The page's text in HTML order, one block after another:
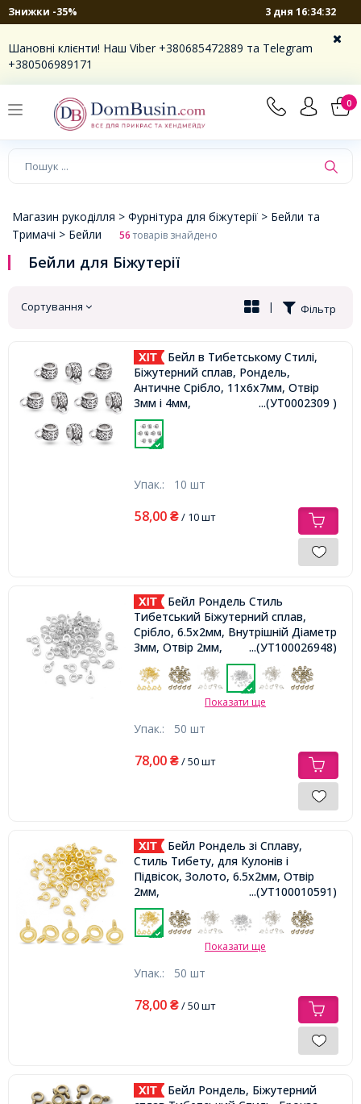
Знижки -35% 3 дня 16:34:31
Шановні клієнти! Наш Viber +380685472889 та Telegram
+380506989171
0
×
Магазин рукоділля > Фурнітура для біжутерії > Бейли та
Тримачі > Бейли 56товарів знайдено
Бейли для Біжутерії
Сортування Фільтр
|
Бейл в Тибетському Стилі,
Біжутерний сплав, Рондель,
Античне Срібло, 11х6х7мм, Отвір
3мм і 4мм,
...(УТ0002309 )
Упак.: 10 шт
58,00 ₴/ 10 шт
Бейл Рондель Стиль
Тибетський Біжутерний сплав,
Срібло, 6.5х2мм, Внутрішній Діаметр
3мм, Отвір 2мм,
...(УТ100026948)
Показати ще
Упак.: 50 шт
78,00 ₴/ 50 шт
Бейл Рондель зі Сплаву,
Стиль Тибету, для Кулонів і
Підвісок, Золото, 6.5х2мм, Отвір
2мм,
...(УТ100010591)
Показати ще
Упак.: 50 шт
78,00 ₴/ 50 шт
Бейл Рондель, Біжутерний